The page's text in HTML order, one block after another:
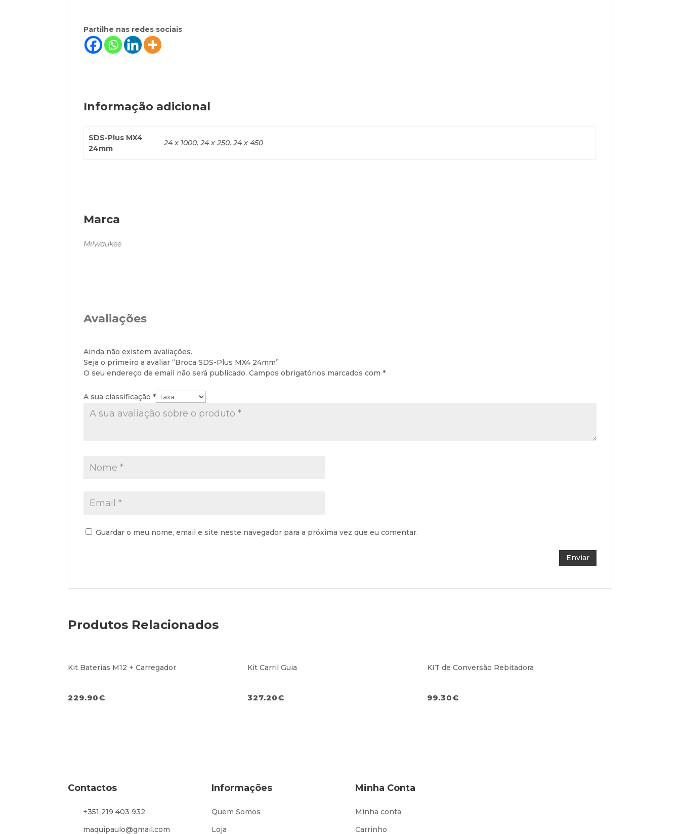
Partilhe nas redes sociais
Informação adicional
SDS-Plus MX4
24mm
24 x 1000, 24 x 250, 24 x 450
Marca
Milwaukee
Avaliações
Ainda não existem avaliações.
Seja o primeiro a avaliar “Broca SDS-Plus MX4 24mm”
O seu endereço de email não será publicado. Campos obrigatórios marcados com*
A sua classificação*
Guardar o meu nome, email e site neste navegador para a próxima vez que eu comentar.
Produtos Relacionados
Kit Baterias M12 + Carregador
229.90€
Kit Carril Guia
327.20€
KIT de Conversão Rebitadora
99.30€
Contactos
+351 219 403 932
maquipaulo@gmail.com
Informações
Quem Somos
Loja
Minha Conta
Minha conta
Carrinho